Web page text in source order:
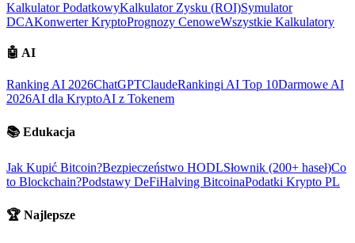
Kalkulator PodatkowyKalkulator Zysku (ROI)Symulator
DCAKonwerter KryptoPrognozy CenoweWszystkie Kalkulatory
🤖 AI
Ranking AI 2026ChatGPTClaudeRankingi AI Top 10Darmowe AI
2026AI dla KryptoAI z Tokenem
📚 Edukacja
Jak Kupić Bitcoin?Bezpieczeństwo HODLSłownik (200+ haseł)Co
to Blockchain?Podstawy DeFiHalving BitcoinaPodatki Krypto PL
🏆 Najlepsze